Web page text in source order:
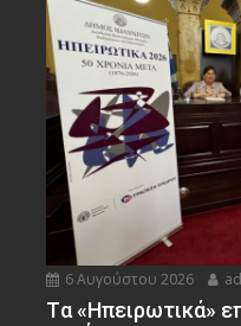
6 Αυγούστου 2026
Tα «Ηπειρωτικά»